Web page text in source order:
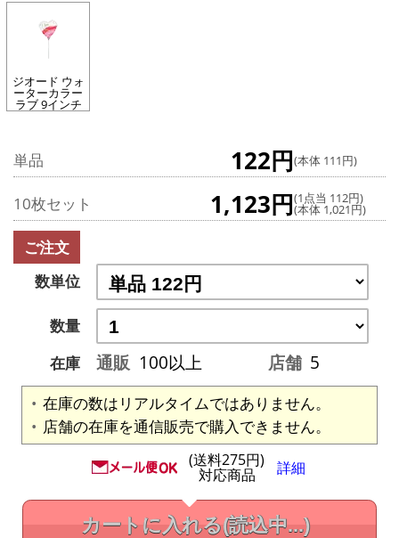
ジオード ウォ
ーターカラー
ラブ 9インチ
単品 122円(本体 111円)
10枚セット 1,123円(1点当 112円)
(本体 1,021円)
ご注文
数単位
数量
在庫
通販 100以上 店舗 5
在庫の数はリアルタイムではありません。
店舗の在庫を通信販売で購入できません。
(送料275円)
対応商品 詳細
カートに入れる(読込中...)